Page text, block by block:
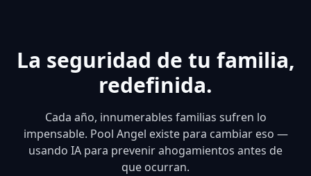
La seguridad de tu familia,
redefinida.
Cada año, innumerables familias sufren lo
impensable. Pool Angel existe para cambiar eso —
usando IA para prevenir ahogamientos antes de
que ocurran.